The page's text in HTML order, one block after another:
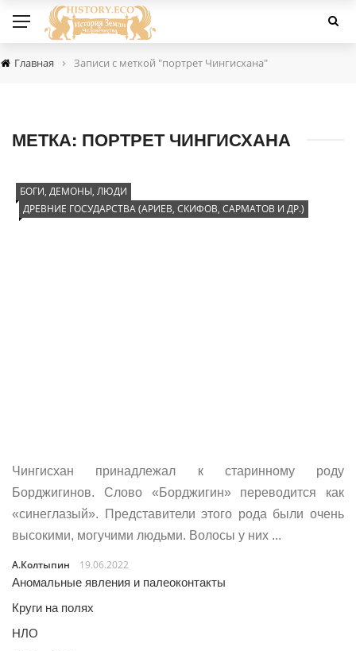
Главная › Записи с меткой "портрет Чингисхана"
МЕТКА: ПОРТРЕТ ЧИНГИСХАНА
БОГИ, ДЕМОНЫ, ЛЮДИ
ДРЕВНИЕ ГОСУДАРСТВА (АРИЕВ, СКИФОВ, САРМАТОВ И ДР.)
Чингисхан принадлежал к старинному роду
Борджигинов. Слово «Борджигин» переводится как
«синеглазый». Представители этого рода были очень
высокими, могучими людьми. Волосы у них ...
А.Колтыпин
19.06.2022
Аномальные явления и палеоконтакты
Круги на полях
НЛО